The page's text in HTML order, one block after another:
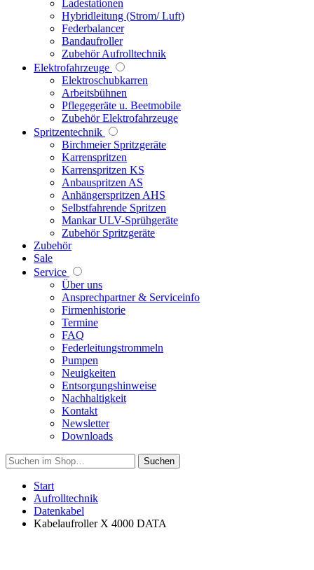
Ladestationen
Hybridleitung (Strom/ Luft)
Federbalancer
Bandaufroller
Zubehör Aufrolltechnik
Elektrofahrzeuge
Elektroschubkarren
Arbeitsbühnen
Pflegegeräte u. Beetmobile
Zubehör Elektrofahrzeuge
Spritzentechnik
Birchmeier Spritzgeräte
Karrenspritzen
Karrenspritzen KS
Anbauspritzen AS
Anhängerspritzen AHS
Selbstfahrende Spritzen
Mankar ULV-Sprühgeräte
Zubehör Spritzgeräte
Zubehör
Sale
Service
Über uns
Ansprechpartner & Serviceinfo
Firmenhistorie
Termine
FAQ
Federleitungstrommeln
Pumpen
Neuigkeiten
Entsorgungshinweise
Nachhaltigkeit
Kontakt
Newsletter
Downloads
Suchen
Start
Aufrolltechnik
Datenkabel
Kabelaufroller X 4000 DATA